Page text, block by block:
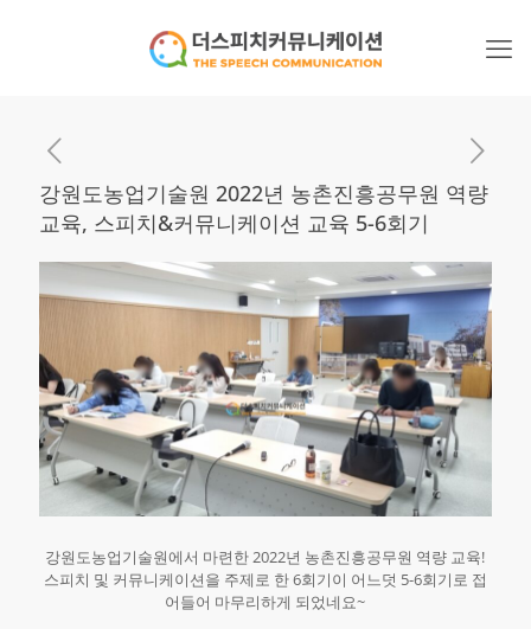
강원도농업기술원 2022년 농촌진흥공무원 역량
교육, 스피치&커뮤니케이션 교육 5-6회기
강원도농업기술원에서 마련한 2022년 농촌진흥공무원 역량 교육!
스피치 및 커뮤니케이션을 주제로 한 6회기이 어느덧 5-6회기로 접
어들어 마무리하게 되었네요~